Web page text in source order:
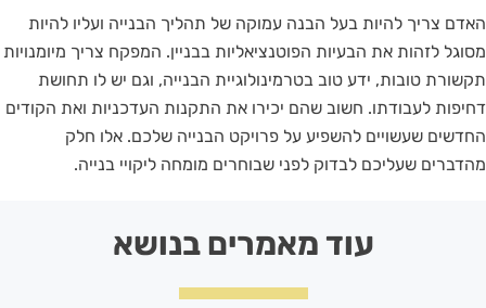
האדם צריך להיות בעל הבנה עמוקה של תהליך הבנייה ועליו להיות
מסוגל לזהות את הבעיות הפוטנציאליות בבניין. המפקח צריך מיומנויות
תקשורת טובות, ידע טוב בטרמינולוגיית הבנייה, וגם יש לו תחושת
דחיפות לעבודתו. חשוב שהם יכירו את התקנות העדכניות ואת הקודים
החדשים שעשויים להשפיע על פרויקט הבנייה שלכם. אלו חלק
מהדברים שעליכם לבדוק לפני שבוחרים מומחה ליקויי בנייה.
עוד מאמרים בנושא